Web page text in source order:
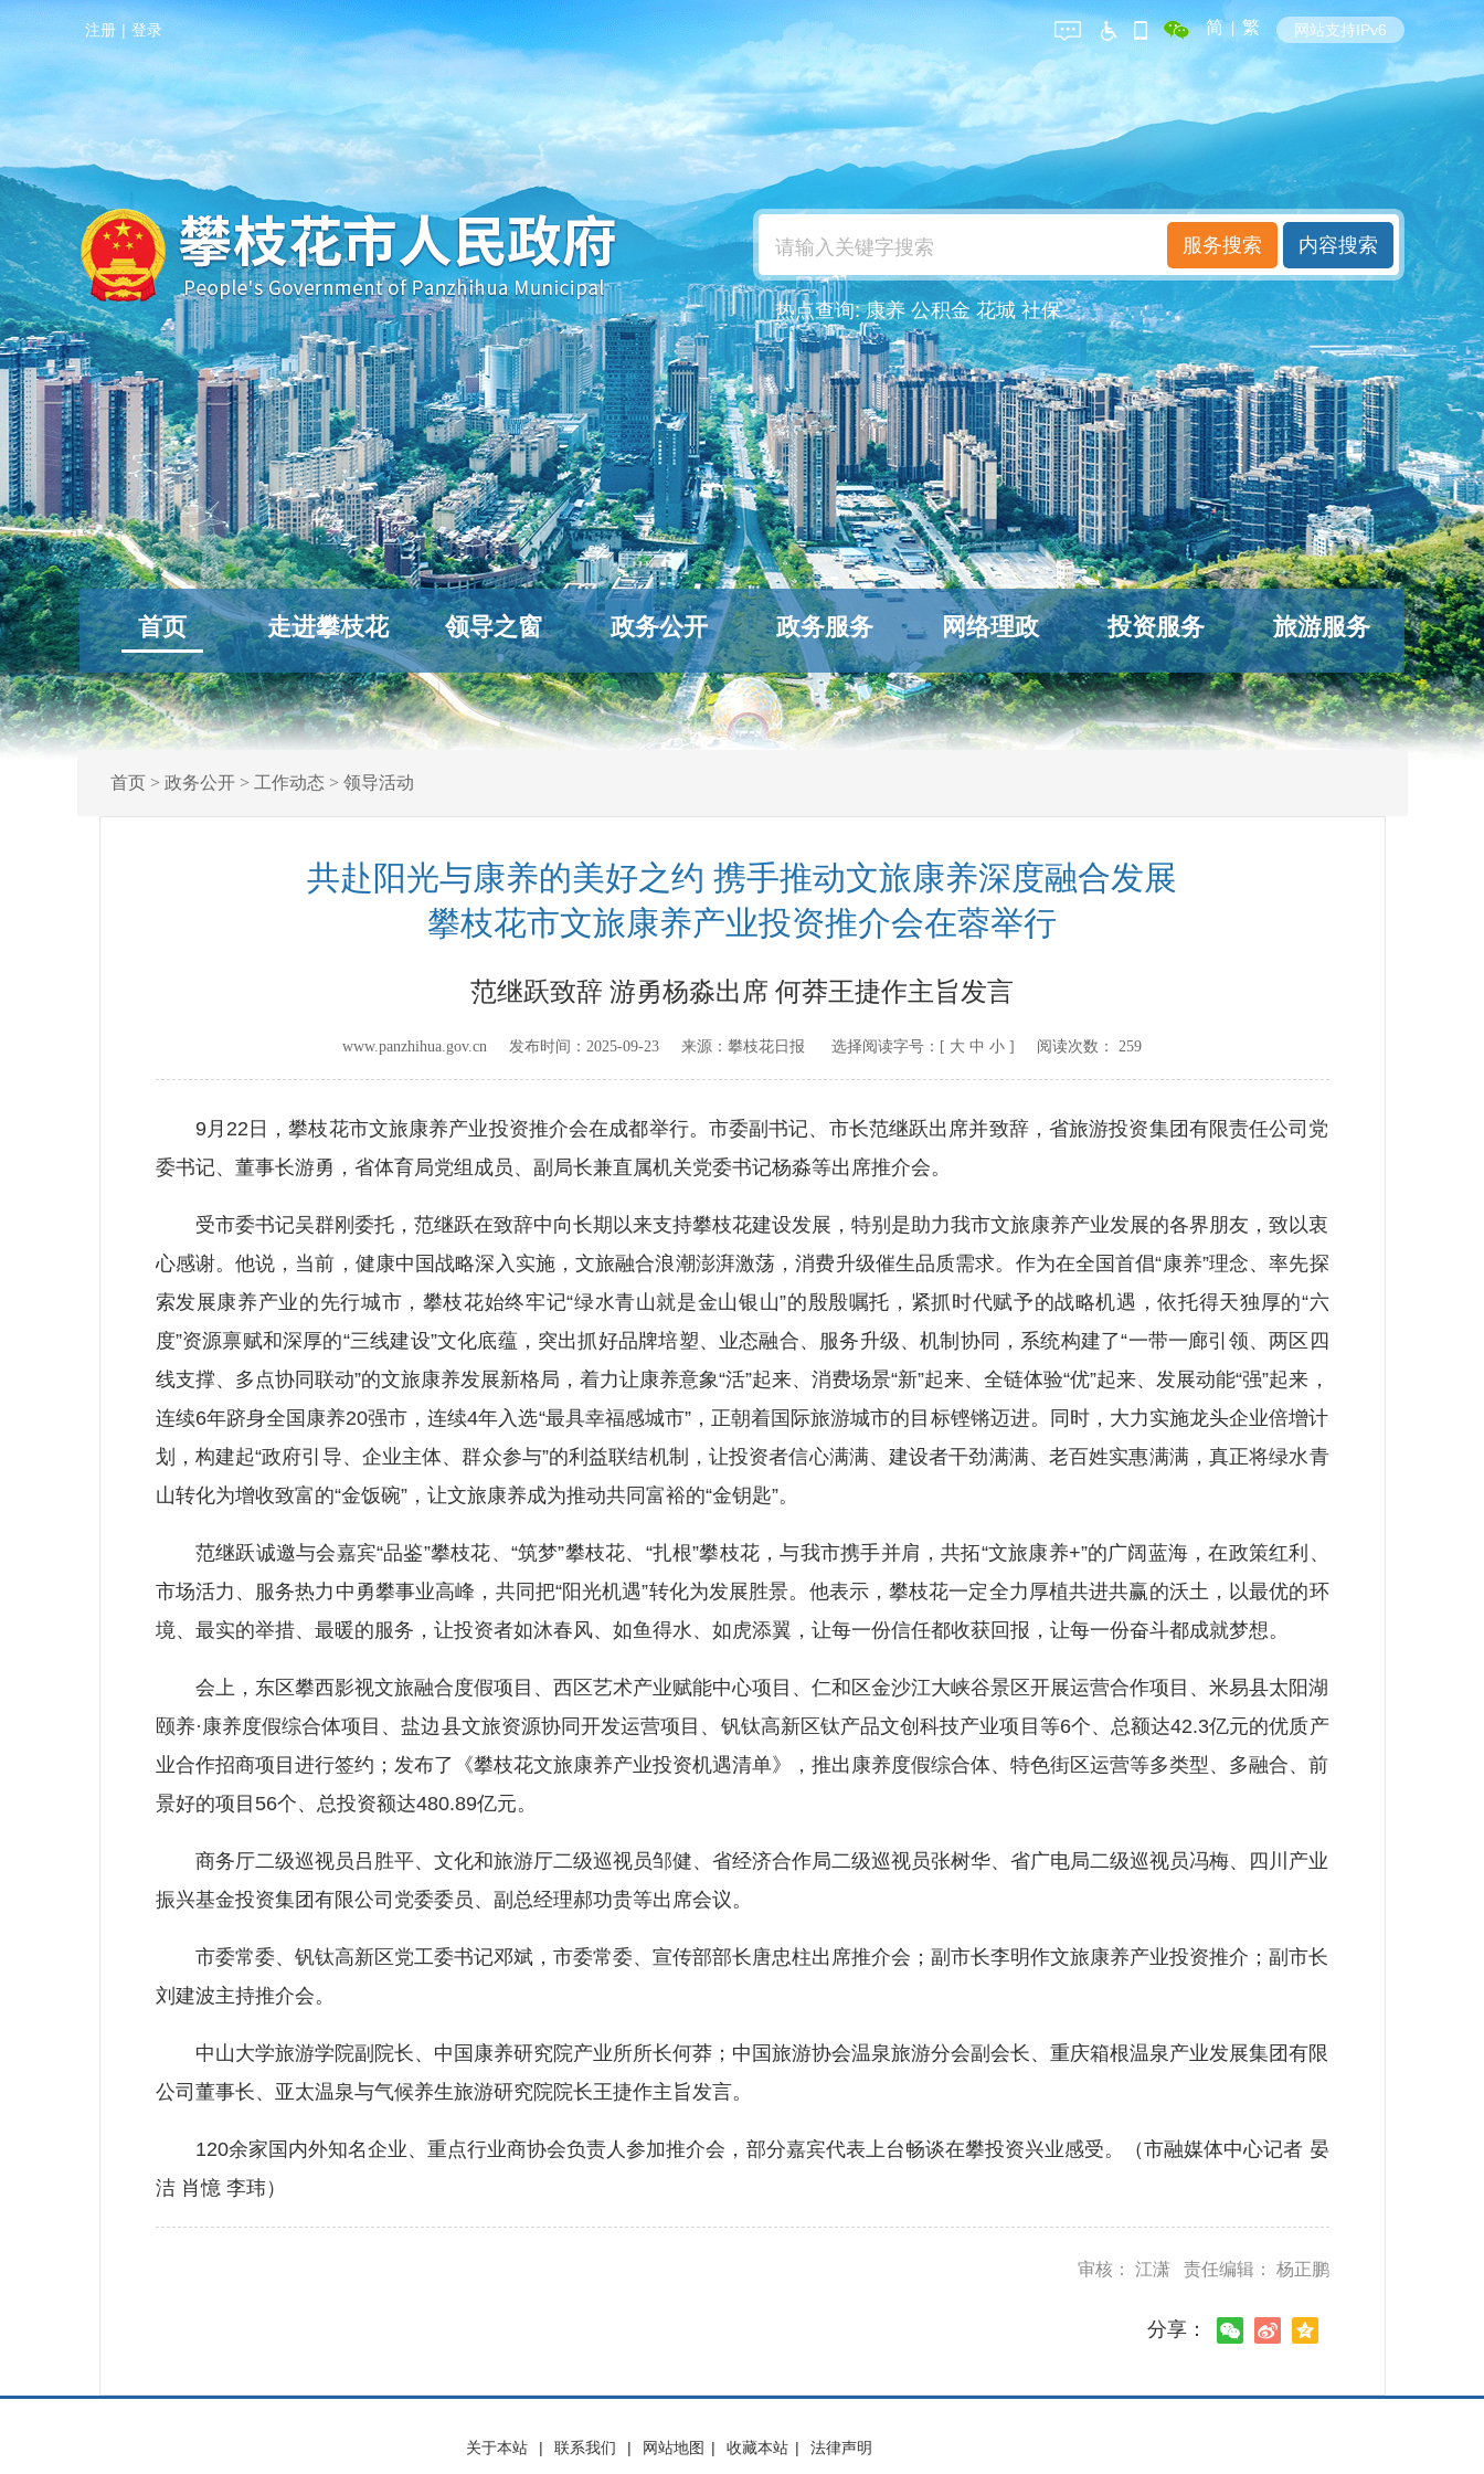
注册 | 登录 简 | 繁 网站支持IPv6
热点查询:康养 公积金 花城 社保
首页 走进攀枝花 领导之窗 政务公开 政务服务 网络理政 投资服务 旅游服务
首页> 政务公开> 工作动态 > 领导活动
共赴阳光与康养的美好之约 携手推动文旅康养深度融合发展
攀枝花市文旅康养产业投资推介会在蓉举行
范继跃致辞 游勇杨淼出席 何莽王捷作主旨发言
www.panzhihua.gov.cn 发布时间： 2025-09-23 来源： 攀枝花日报 选择阅读字号：[ 大 中 小 ] 阅读次数： 259
9月22日，攀枝花市文旅康养产业投资推介会在成都举行。市委副书记、市长范继跃出席并致辞，省旅游投资集团有限责任公司党
委书记、董事长游勇，省体育局党组成员、副局长兼直属机关党委书记杨淼等出席推介会。
受市委书记吴群刚委托，范继跃在致辞中向长期以来支持攀枝花建设发展，特别是助力我市文旅康养产业发展的各界朋友，致以衷
心感谢。他说，当前，健康中国战略深入实施，文旅融合浪潮澎湃激荡，消费升级催生品质需求。作为在全国首倡“康养”理念、率先探
索发展康养产业的先行城市，攀枝花始终牢记“绿水青山就是金山银山”的殷殷嘱托，紧抓时代赋予的战略机遇，依托得天独厚的“六
度”资源禀赋和深厚的“三线建设”文化底蕴，突出抓好品牌培塑、业态融合、服务升级、机制协同，系统构建了“一带一廊引领、两区四
线支撑、多点协同联动”的文旅康养发展新格局，着力让康养意象“活”起来、消费场景“新”起来、全链体验“优”起来、发展动能“强”起来，
连续6年跻身全国康养20强市，连续4年入选“最具幸福感城市”，正朝着国际旅游城市的目标铿锵迈进。同时，大力实施龙头企业倍增计
划，构建起“政府引导、企业主体、群众参与”的利益联结机制，让投资者信心满满、建设者干劲满满、老百姓实惠满满，真正将绿水青
山转化为增收致富的“金饭碗”，让文旅康养成为推动共同富裕的“金钥匙”。
范继跃诚邀与会嘉宾“品鉴”攀枝花、“筑梦”攀枝花、“扎根”攀枝花，与我市携手并肩，共拓“文旅康养+”的广阔蓝海，在政策红利、
市场活力、服务热力中勇攀事业高峰，共同把“阳光机遇”转化为发展胜景。他表示，攀枝花一定全力厚植共进共赢的沃土，以最优的环
境、最实的举措、最暖的服务，让投资者如沐春风、如鱼得水、如虎添翼，让每一份信任都收获回报，让每一份奋斗都成就梦想。
会上，东区攀西影视文旅融合度假项目、西区艺术产业赋能中心项目、仁和区金沙江大峡谷景区开展运营合作项目、米易县太阳湖
颐养·康养度假综合体项目、盐边县文旅资源协同开发运营项目、钒钛高新区钛产品文创科技产业项目等6个、总额达42.3亿元的优质产
业合作招商项目进行签约；发布了《攀枝花文旅康养产业投资机遇清单》，推出康养度假综合体、特色街区运营等多类型、多融合、前
景好的项目56个、总投资额达480.89亿元。
商务厅二级巡视员吕胜平、文化和旅游厅二级巡视员邹健、省经济合作局二级巡视员张树华、省广电局二级巡视员冯梅、四川产业
振兴基金投资集团有限公司党委委员、副总经理郝功贵等出席会议。
市委常委、钒钛高新区党工委书记邓斌，市委常委、宣传部部长唐忠柱出席推介会；副市长李明作文旅康养产业投资推介；副市长
刘建波主持推介会。
中山大学旅游学院副院长、中国康养研究院产业所所长何莽；中国旅游协会温泉旅游分会副会长、重庆箱根温泉产业发展集团有限
公司董事长、亚太温泉与气候养生旅游研究院院长王捷作主旨发言。
120余家国内外知名企业、重点行业商协会负责人参加推介会，部分嘉宾代表上台畅谈在攀投资兴业感受。（市融媒体中心记者 晏
洁 肖憶 李玮）
审核： 江潇 责任编辑： 杨正鹏
分享：
关于本站 | 联系我们 | 网站地图 | 收藏本站 | 法律声明